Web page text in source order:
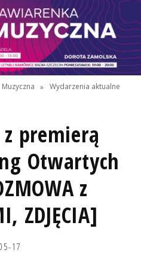
» Wydarzenia aktualne
z premierą
Otwartych
z
ZDJĘCIA]
17